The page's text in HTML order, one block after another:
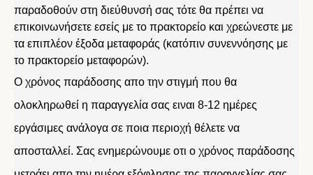
παραδοθούν στη διεύθυνσή σας τότε θα πρέπει να
επικοινωνήσετε εσείς με το πρακτορείο και χρεώνεστε με
τα επιπλέον έξοδα μεταφοράς (κατόπιν συνεννόησης με
το πρακτορείο μεταφορών).
Ο χρόνος παράδοσης απο την στιγμή που θα
ολοκληρωθεί η παραγγελία σας ειναι 8-12 ημέρες
εργάσιμες ανάλογα σε ποια περιοχή θέλετε να
αποσταλλεί. Σας ενημερώνουμε οτι ο χρόνος παράδοσης